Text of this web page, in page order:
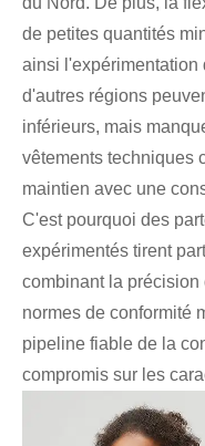
de petites quantités
ainsi l'expérimentation
d'autres régions
inférieurs, mais
vêtements techniques
maintien avec une
C'est pourquoi des
expérimentés tirent
combinant la
normes de conformité
pipeline fiable de la
compromis sur les